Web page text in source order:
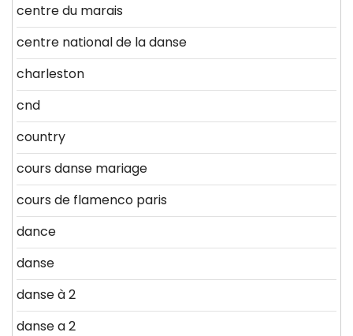
centre du marais
centre national de la danse
charleston
cnd
country
cours danse mariage
cours de flamenco paris
dance
danse
danse à 2
danse a 2